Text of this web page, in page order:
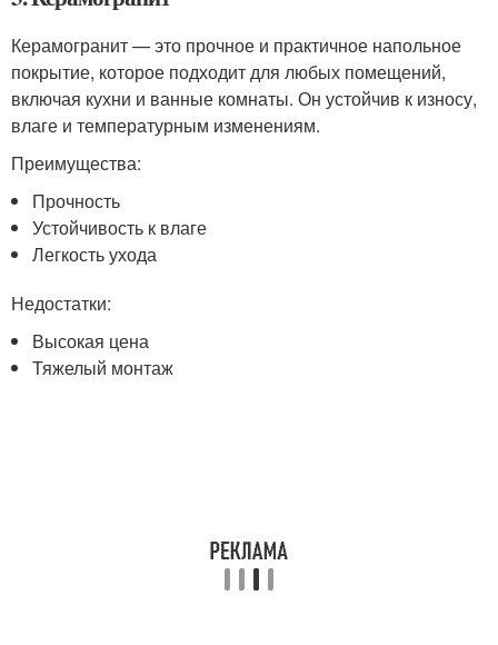
Керамогранит — это прочное и практичное напольное
покрытие, которое подходит для любых помещений,
включая кухни и ванные комнаты. Он устойчив к износу,
влаге и температурным изменениям.
Преимущества:
Прочность
Устойчивость к влаге
Легкость ухода
Недостатки:
Высокая цена
Тяжелый монтаж